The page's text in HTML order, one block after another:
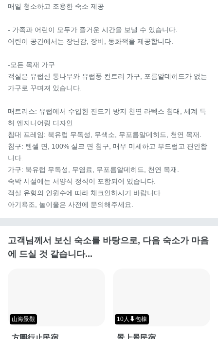
매일 청소하고 조용한 숙소 제공
- 가족과 어린이 모두가 즐거운 시간을 보낼 수 있습니다.
어린이 공간에서는 장난감, 장비, 동화책을 제공합니다.
-모든 목재 가구
객실은 유럽산 통나무와 유럽풍 컨트리 가구, 포름알데히드가 없는
가구로 꾸며져 있습니다.
매트리스: 유럽에서 수입한 진드기 방지 천연 라텍스 침대, 세계 특
허 엔지니어링 디자인
침대 프레임: 북유럽 무독성, 무색소, 무포름알데히드, 천연 목재.
침구: 텐셀 면, 100% 실크 면 침구, 매우 미세하고 부드럽고 편안합
니다.
가구: 북유럽 무독성, 무염료, 무포름알데히드, 천연 목재.
숙박 시설에는 서양식 정식이 포함되어 있습니다.
객실 유형의 인원수에 따라 체크인하시기 바랍니다.
아기욕조, 놀이울은 사전에 문의해주세요.
고객님께서 보신 숙소를 바탕으로, 다음 숙소가 마음
에 드실 것 같습니다...
山海景觀 10人⬇包棟